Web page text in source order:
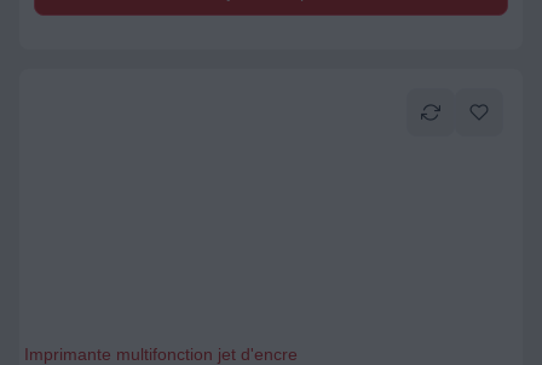
Imprimante multifonction jet d'encre